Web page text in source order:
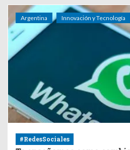
Argentina Innovación y Tecnología
#RedesSociales